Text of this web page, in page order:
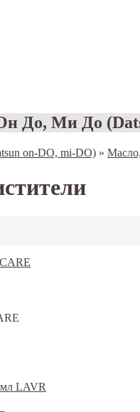
До, Ми До
on-DO, mi-DO) »